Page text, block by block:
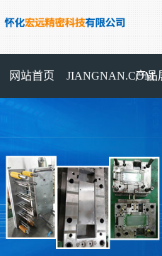
网站首页 JIANGNAN.COM
产品